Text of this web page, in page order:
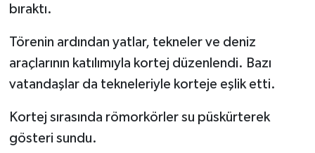
bıraktı.
Törenin ardından yatlar, tekneler ve deniz
araçlarının katılımıyla kortej düzenlendi. Bazı
vatandaşlar da tekneleriyle korteje eşlik etti.
Kortej sırasında römorkörler su püskürterek
gösteri sundu.